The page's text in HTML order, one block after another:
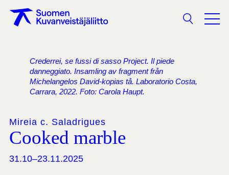
Sökning
Crederrei, se fussi di sasso Project. Il piede
danneggiato. Insamling av fragment från
Michelangelos David-kopias tå. Laboratorio Costa,
Carrara, 2022. Foto: Carola Haupt.
Mireia c. Saladrigues
Cooked marble
31.10–23.11.2025